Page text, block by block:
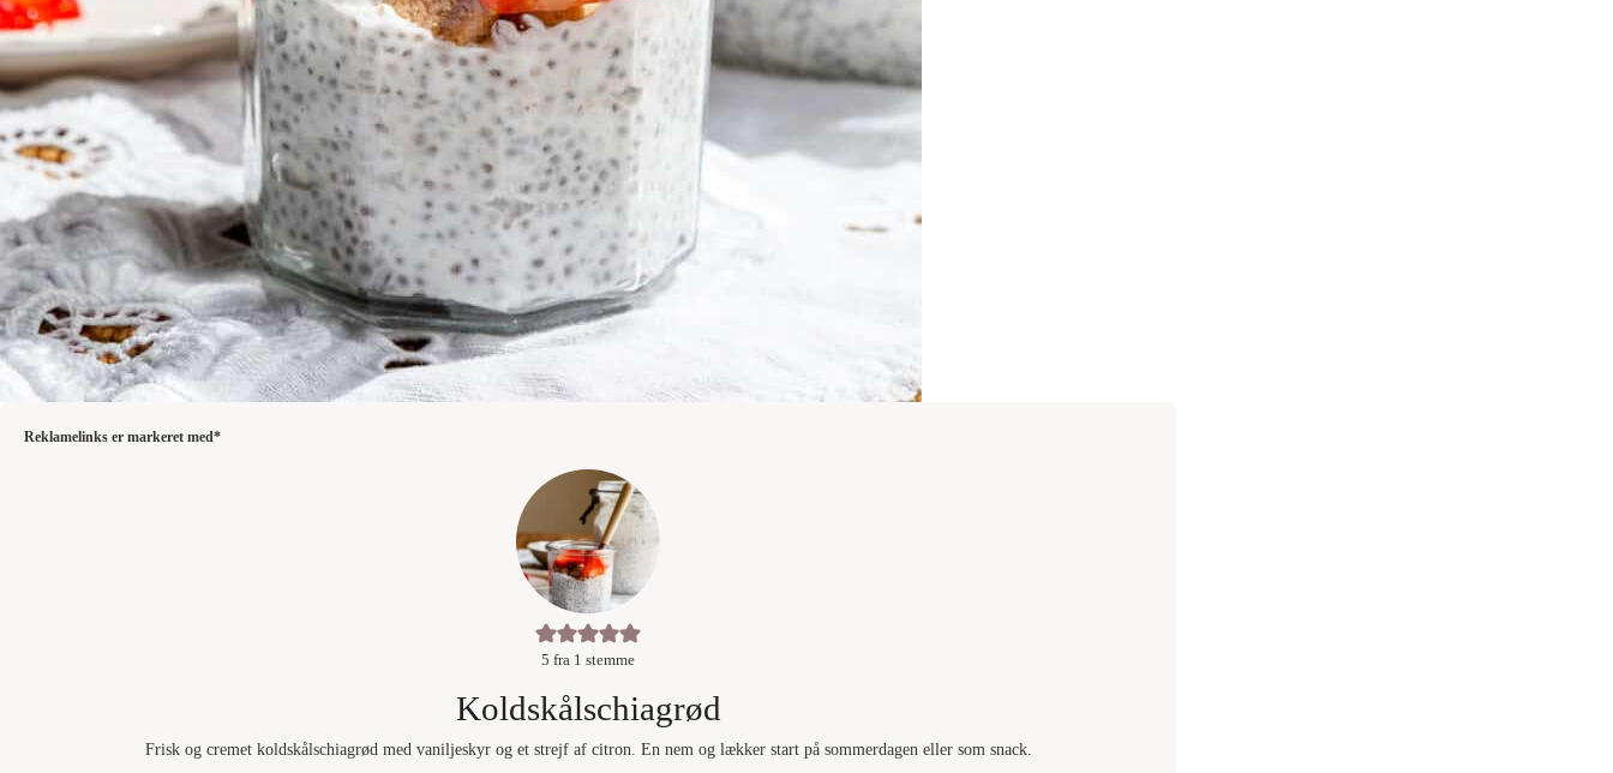
Reklamelinks er markeret med*
5 fra 1 stemme
Koldskålschiagrød
Frisk og cremet koldskålschiagrød med vaniljeskyr og et strejf af citron. En nem og lækker start på sommerdagen eller som snack.